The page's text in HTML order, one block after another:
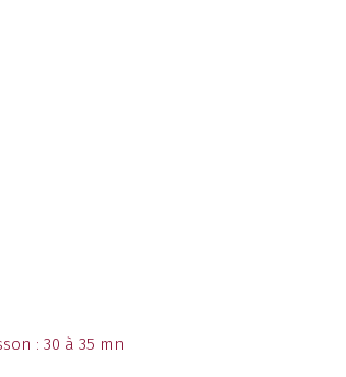
: 30 à 35 mn